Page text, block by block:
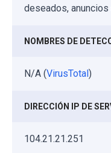
deseados,
NOMBRES DE
N/A (VirusTotal)
DIRECCIÓN IP DE
104.21.21.251